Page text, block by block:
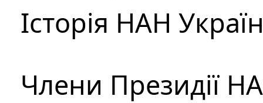
Історія НАН
Члени Президії